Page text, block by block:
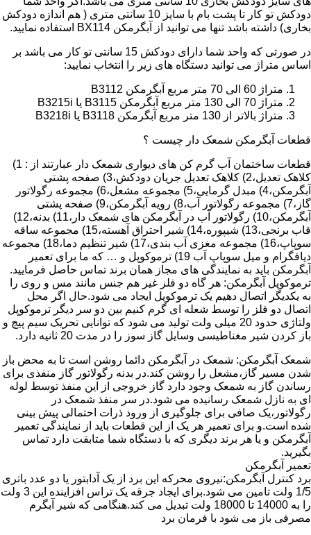
دودکش تو کار تا پشت بام با سایز 10 سانتی متری ( هم اندازه دودکش
بخاری) داشته باشد تنها می توانید از آبگرمکن BX114 استفاده نمایید.
در صورتی که واحد شما دارای دودکش 15 سانتی تو کار می باشد بر
اساس متراژ می توانید دستگاه های زیر را انتخاب نمایید:
متراژ 60 الی 70 متر مربع آبگرمکن B3112
متراژ 70 الی 130 متر مربع آبگرمکن B3115 یا B3215i
متراژ بالاتر از 130 متر مربع آبگرمکن B3118 یا B3218i
قطعات آبگرمکن شمعک دار چیست ؟
قطعات ساختمان آب گرم کن های دیواری شمعک دار عبارتند از : 1)
کلاهک تعدیل،2) کلاهک تعدیل جریان دودکش،3) صفحه پشتی
آبگرمکن،4) مبدل گرمایی،5) مجموعه مشعل،6) مجموعه رگولاتور
گاز،7) مجموعه رگولاتور آب،8) رویه آبگرمکن،9) صفحه پشتی
آبگرمکن،10) رگولاتور آب در آبگرمکن های شمعک دار،11) بدنه،12)
قاب برنجی،13) شیپوره،14) شیر احتراق آهسته،15) مجموعه ساقه
سوپاپ،16) مجموعه مغزی آب بندی،17) شیر تنظیم دما،18) مجموعه
دیافگرام و میل سوپاپ آب 19) ترموکوپل و … که ما برای تعمیر
آبگرمکن باید به نمایندگی های مجاز همان برند تماس حاصل فرمایید.
ترموکوپل آبگرمکن: هر گاه دو فلز غیر هم جنس مانند مس و روی را
به یکدیگر اتصال دهیم یک ترموکوپل ایجاد می شود.حال اگر محل
اتصال دو فلز را توسط شعله ای گرم کنیم بین دو سر دیگر ترموکوپل
ولتاژی حدود 20 میلی ولت تولید می شود که توانایی تحریک سیم پیچ و
باز کردن شیر مغناطیسی وسایل گاز سوز را در مدت 20 ثانیه دارد.
شمعک آبگرمکن: شمعک در آبگرمکن دائما روشن است تا به محض باز
شدن مسیر گاز،مشعل را روشن کند.در بدنه رگولاتور گاز منفذی برای
رساندن گاز به شمعک وجود دارد گاز خروجی از این منفذ توسط لوله
ای به نازل شمعک رسانیده می شود.در سر منفذ شمعک در
رگولاتور،یک صافی برای جلوگیری از ورود ذرات احتمالی پیش بینی
شده است.و برای تعمیر هر یک از این قطعات باید از نمایندگی تعمیر
آبگرمکن و یا هر برند دیگری که با دستگاه شما متابقت دارد تماس
بگیرید.
تعمیر آبگرمکن
برد کنترل آبگرمکن:نیروی محرکه این برد از یک آدابتور یا دو عدد باتری
1/5 ولت تامین می شود.برای ایجاد جرقه یک تراس افزاینده این 3 ولت
را به 14000 تا 18000 ولت تبدیل می کند.هنگامی که شیر آبگرم
مصرفی باز می شود با فرمان برد